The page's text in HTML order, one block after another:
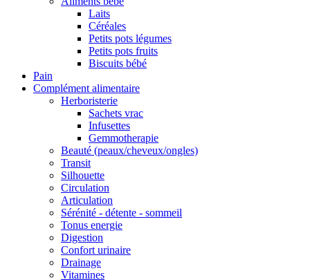
Laits
Céréales
Petits pots légumes
Petits pots fruits
Biscuits bébé
Pain
Complément alimentaire
Herboristerie
Sachets vrac
Infusettes
Gemmotherapie
Beauté (peaux/cheveux/ongles)
Transit
Silhouette
Circulation
Articulation
Sérénité - détente - sommeil
Tonus energie
Digestion
Confort urinaire
Drainage
Vitamines